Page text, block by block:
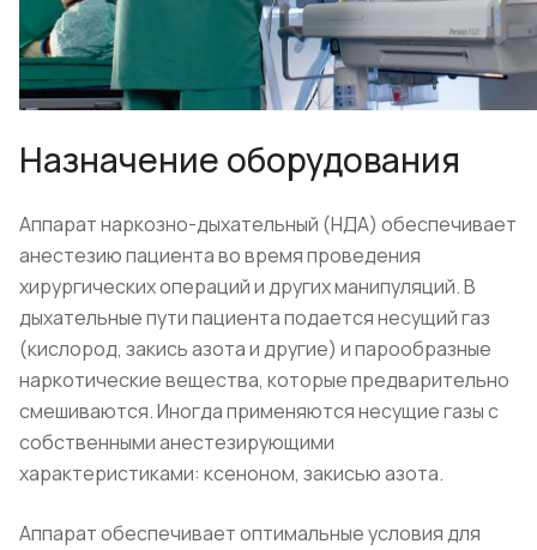
Назначение оборудования
Аппарат наркозно-дыхательный (НДА) обеспечивает
анестезию пациента во время проведения
хирургических операций и других манипуляций. В
дыхательные пути пациента подается несущий газ
(кислород, закись азота и другие) и парообразные
наркотические вещества, которые предварительно
смешиваются. Иногда применяются несущие газы с
собственными анестезирующими
характеристиками: ксеноном, закисью азота.
Аппарат обеспечивает оптимальные условия для